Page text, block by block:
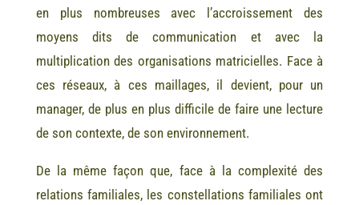
en plus nombreuses avec l’accroissement des
moyens dits de communication et avec la
multiplication des organisations matricielles. Face à
ces réseaux, à ces maillages, il devient, pour un
manager, de plus en plus difficile de faire une lecture
de son contexte, de son environnement.
De la même façon que, face à la complexité des
relations familiales, les constellations familiales ont